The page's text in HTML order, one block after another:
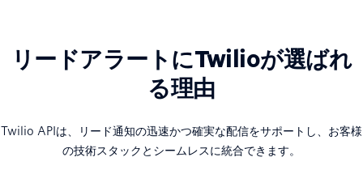
リードアラートにTwilioが選ばれ
る理由
Twilio APIは、リード通知の迅速かつ確実な配信をサポートし、お客様
の技術スタックとシームレスに統合できます。